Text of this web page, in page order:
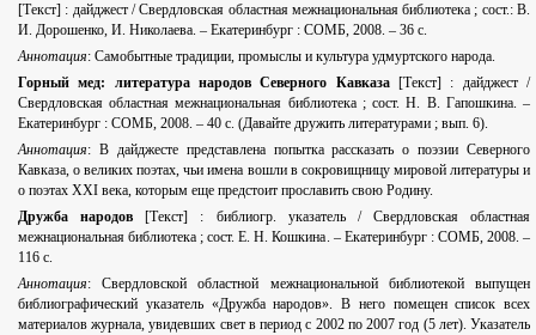
[Текст] : дайджест / Свердловская областная межнациональная библиотека ; сост.: В.
И. Дорошенко, И. Николаева. – Екатеринбург : СОМБ, 2008. – 36 с.
Аннотация: Самобытные традиции, промыслы и культура удмуртского народа.
Горный мед: литература народов Северного Кавказа[Текст] : дайджест /
Свердловская областная межнациональная библиотека ; сост. Н. В. Гапошкина. –
Екатеринбург : СОМБ, 2008. – 40 с. (Давайте дружить литературами ; вып. 6).
Аннотация: В дайджесте представлена попытка рассказать о поэзии Северного
Кавказа, о великих поэтах, чьи имена вошли в сокровищницу мировой литературы и
о поэтах XXI века, которым еще предстоит прославить свою Родину.
Дружба народов [Текст] : библиогр. указатель / Свердловская областная
межнациональная библиотека ; сост. Е. Н. Кошкина. – Екатеринбург : СОМБ, 2008. –
116 с.
Аннотация: Свердловской областной межнациональной библиотекой выпущен
библиографический указатель «Дружба народов». В него помещен список всех
материалов журнала, увидевших свет в период с 2002 по 2007 год (5 лет). Указатель